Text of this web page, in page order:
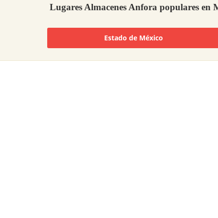
Lugares Almacenes Anfora populares en
Estado de México